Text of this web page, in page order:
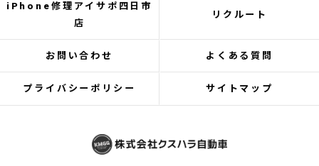
iPhone修理アイサポ四日市
店
リクルート
お問い合わせ よくある質問
プライバシーポリシー サイトマップ